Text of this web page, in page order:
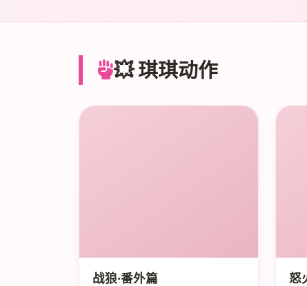
💥 琪琪动作
战狼·番外篇 怒